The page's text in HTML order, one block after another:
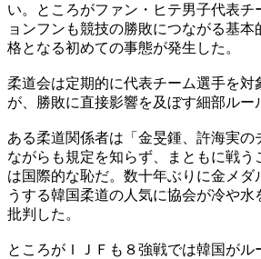
い。ところがファン・ヒテ男子代表チ
ョンフンも競技の勝敗につながる基本
格となる初めての事態が発生した。
柔道会は定期的に代表チーム選手を対
が、勝敗に直接影響を及ぼす細部ルー
ある柔道関係者は「金旻鍾、許海実の
ながらも規定を知らず、まともに戦う
は国際的な恥だ。数十年ぶりに金メダ
うする韓国柔道の人気に協会が冷や水
批判した。
ところがＩＪＦも８強戦では韓国が